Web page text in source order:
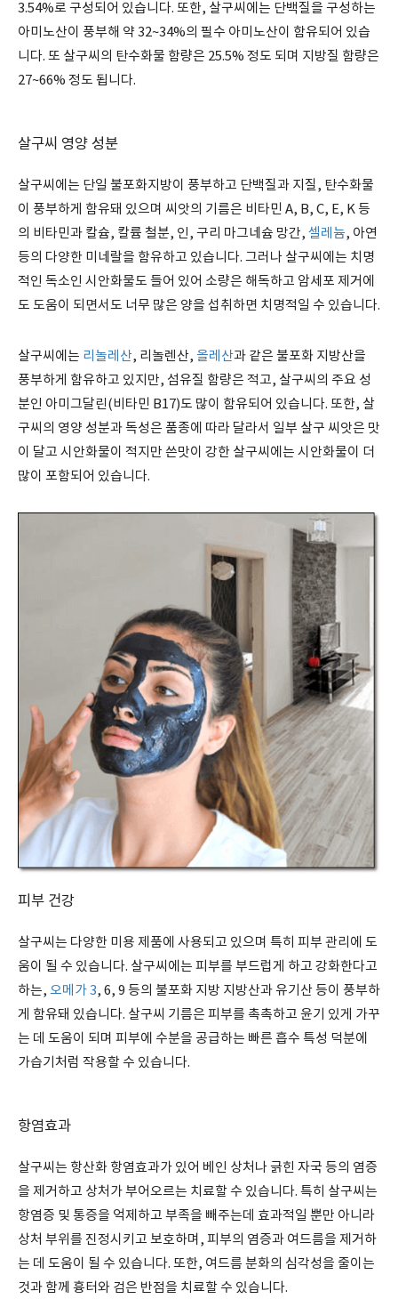
3.54%로 구성되어 있습니다. 또한, 살구씨에는 단백질을 구성하는
아미노산이 풍부해 약 32~34%의 필수 아미노산이 함유되어 있습
니다. 또 살구씨의 탄수화물 함량은 25.5% 정도 되며 지방질 함량은
27~66% 정도 됩니다.
살구씨 영양 성분
살구씨에는 단일 불포화지방이 풍부하고 단백질과 지질, 탄수화물
이 풍부하게 함유돼 있으며 씨앗의 기름은 비타민 A, B, C, E, K 등
의 비타민과 칼슘, 칼륨 철분, 인, 구리 마그네슘 망간, 셀레늄, 아연
등의 다양한 미네랄을 함유하고 있습니다. 그러나 살구씨에는 치명
적인 독소인 시안화물도 들어 있어 소량은 해독하고 암세포 제거에
도 도움이 되면서도 너무 많은 양을 섭취하면 치명적일 수 있습니다.
살구씨에는 리놀레산, 리놀렌산, 올레산과 같은 불포화 지방산을
풍부하게 함유하고 있지만, 섬유질 함량은 적고, 살구씨의 주요 성
분인 아미그달린(비타민 B17)도 많이 함유되어 있습니다. 또한, 살
구씨의 영양 성분과 독성은 품종에 따라 달라서 일부 살구 씨앗은 맛
이 달고 시안화물이 적지만 쓴맛이 강한 살구씨에는 시안화물이 더
많이 포함되어 있습니다.
피부 건강
살구씨는 다양한 미용 제품에 사용되고 있으며 특히 피부 관리에 도
움이 될 수 있습니다. 살구씨에는 피부를 부드럽게 하고 강화한다고
하는, 오메가 3, 6, 9 등의 불포화 지방 지방산과 유기산 등이 풍부하
게 함유돼 있습니다. 살구씨 기름은 피부를 촉촉하고 윤기 있게 가꾸
는 데 도움이 되며 피부에 수분을 공급하는 빠른 흡수 특성 덕분에
가습기처럼 작용할 수 있습니다.
항염효과
살구씨는 항산화 항염효과가 있어 베인 상처나 긁힌 자국 등의 염증
을 제거하고 상처가 부어오르는 치료할 수 있습니다. 특히 살구씨는
항염증 및 통증을 억제하고 부족을 빼주는데 효과적일 뿐만 아니라
상처 부위를 진정시키고 보호하며, 피부의 염증과 여드름을 제거하
는 데 도움이 될 수 있습니다. 또한, 여드름 분화의 심각성을 줄이는
것과 함께 흉터와 검은 반점을 치료할 수 있습니다.